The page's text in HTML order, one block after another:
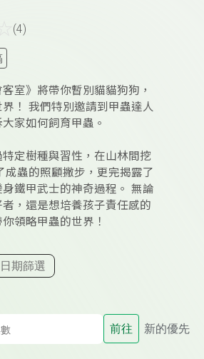
(4)
室》將帶你暫別貓貓狗狗，
！ 我們特別邀請到甲蟲達人
家如何飼育甲蟲。
定樹種與習性，在山林間挖
成蟲的照顧撇步，更完揭露了
身鐵甲武士的神奇過程。 無論
，還是想培養孩子責任感的
領略甲蟲的世界！
日期篩選
前往 新的優先